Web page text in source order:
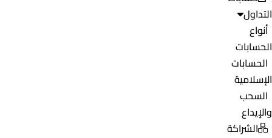
التداول
أنواع
الحسابات
الحسابات
الإسلامية
السحب
والإيداع
الشراكة